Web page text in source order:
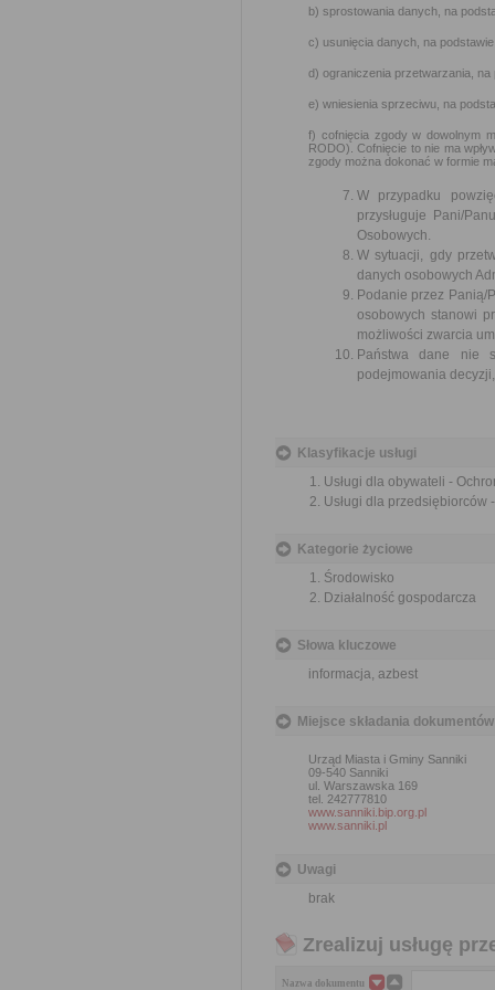
b) sprostowania danych, na
c) usunięcia danych, na
d) ograniczenia przetwarzania,
e) wniesienia sprzeciwu, na
f) cofnięcia zgody w dowolnym
RODO). Cofnięcie to nie ma
zgody można dokonać w formie
W przypadku
przysługuje Pani/
Osobowych.
W sytuacji, gdy
danych osobowych
Podanie przez Panią/
osobowych stanowi
możliwości zwarcia
Państwa dane nie
podejmowania
Klasyfikacje usługi
Usługi dla obywateli -
Usługi dla
Kategorie życiowe
Środowisko
Działalność gospodarcza
Słowa kluczowe
informacja, azbest
Miejsce składania dokumentów
Urząd Miasta i Gminy Sanniki
09-540 Sanniki
ul. Warszawska 169
tel. 242777810
www.sanniki.bip.org.pl
www.sanniki.pl
Uwagi
brak
Zrealizuj usługę
Nazwa dokumentu